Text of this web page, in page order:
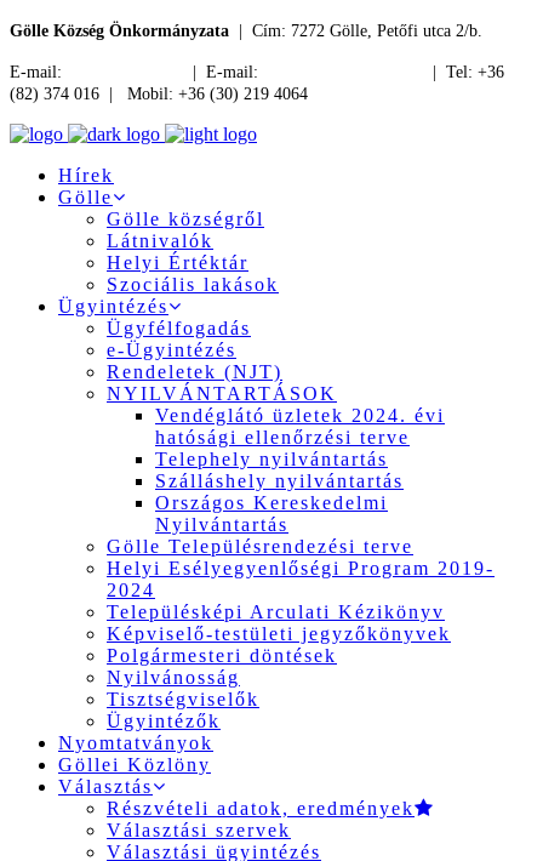
Gölle Község Önkormányzata | Cím: 7272 Gölle, Petőfi utca 2/b.
E-mail: | E-mail:
| Tel: +36
(82) 374 016 | Mobil: +36 (30) 219 4064
Hírek
Gölle
Gölle községről
Látnivalók
Helyi Értéktár
Szociális lakások
Ügyintézés
Ügyfélfogadás
e-Ügyintézés
Rendeletek (NJT)
NYILVÁNTARTÁSOK
Vendéglátó üzletek 2024. évi
hatósági ellenőrzési terve
Telephely nyilvántartás
Szálláshely nyilvántartás
Országos Kereskedelmi
Nyilvántartás
Gölle Településrendezési terve
Helyi Esélyegyenlőségi Program 2019-
2024
Településképi Arculati Kézikönyv
Képviselő-testületi jegyzőkönyvek
Polgármesteri döntések
Nyilvánosság
Tisztségviselők
Ügyintézők
Nyomtatványok
Göllei Közlöny
Választás
Részvételi adatok, eredmények
Választási szervek
Választási ügyintézés